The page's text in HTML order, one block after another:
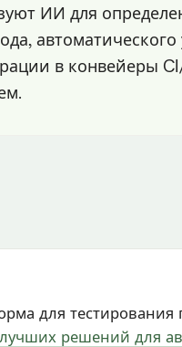
ИИ для
автоматического
в конвейеры
для тестирования
решений для